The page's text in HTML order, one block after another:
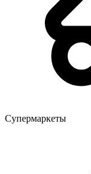
Супермаркеты